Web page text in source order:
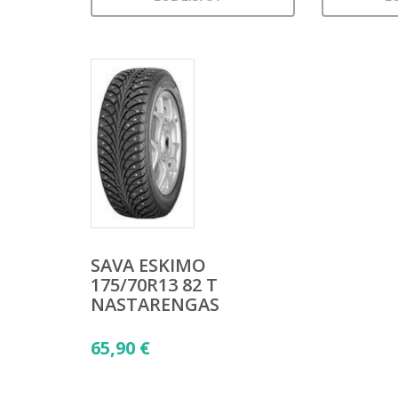
SAVA ESKIMO
175/70R13 82 T
NASTARENGAS
65,90 €